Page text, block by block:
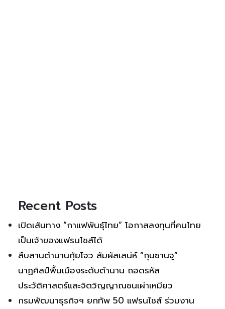
Recent Posts
เปิดเส้นทาง “กาแฟพันธุ์ไทย” โอกาสลงทุนที่คนไทย
เป็นเจ้าของแฟรนไชส์ได้
สืบสานตำนานกุ้ยโจว สัมผัสเสน่ห์ “กุนซานจู”
นาฏศิลป์พื้นเมืองระดับตำนาน ถอดรหัส
ประวัติศาสตร์และจิตวิญญาณชนเผ่าเหมียว
กรมพัฒนาธุรกิจฯ ยกทัพ 50 แฟรนไชส์ ร่วมงาน